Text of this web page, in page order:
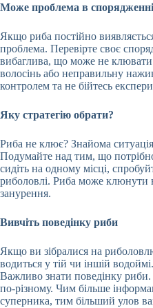
Може проблема в
Якщо риба постійно
проблема. Перевірте своє
вибаглива, що може не клювати
волосінь або неправильну
контролем та не бійтесь
Яку стратегію обрати?
Риба не клює? Знайома
Подумайте над тим, що
сидіть на одному місці,
риболовлі. Риба може клюнути
занурення.
Вивчіть поведінку риби
Якщо ви зібралися на
водиться у тій чи іншій
Важливо знати поведінку
по-різному. Чим більше
суперника, тим більший улов